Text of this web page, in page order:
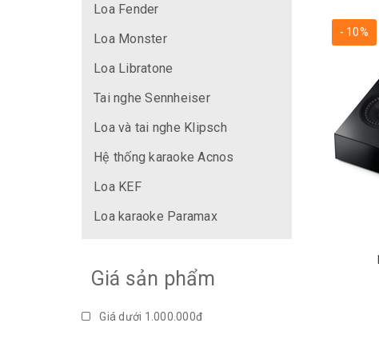
Loa Fender
Loa Monster
Loa Libratone
Tai nghe Sennheiser
Loa và tai nghe Klipsch
Hệ thống karaoke Acnos
Loa KEF
Loa karaoke Paramax
Giá sản phẩm
Giá dưới 1.000.000đ
- 10%